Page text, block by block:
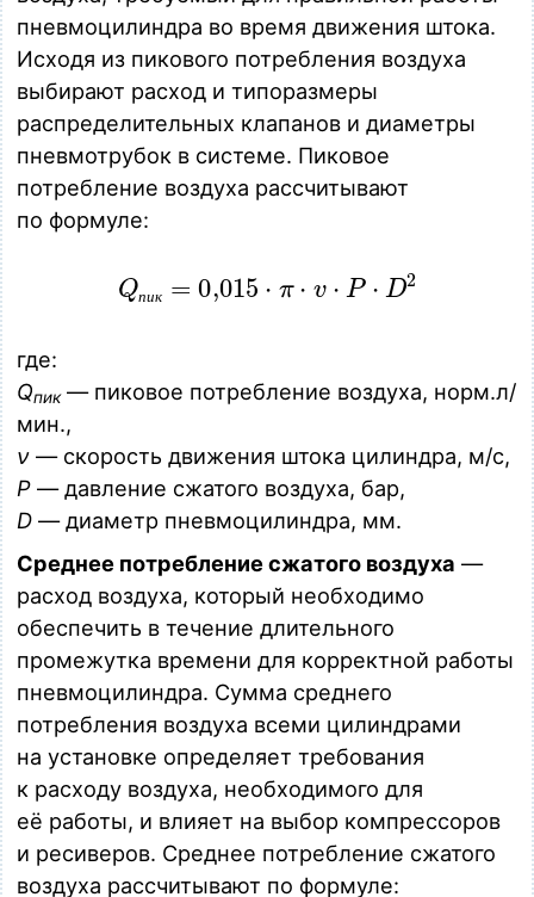
Загрузка…
MPC 080.0200
Пневмоцилиндр D = 80 мм, S = 200 мм, по стандарту ISO
15552, магнитный, порты G 3/8"
Загрузка…
MPC 080.0250
Пневмоцилиндр D = 80 мм, S = 250 мм, по стандарту ISO
15552, магнитный, порты G 3/8"
MPC 080.0300
15552, магнитный, порты G 3/8"
Загрузка…
MPC 100.0050
Пневмоцилиндр D = 100 мм, S = 50 мм, по стандарту ISO
15552, магнитный, порты G 1/2"
MPC 100.0080
Пневмоцилиндр D = 100 мм, S = 80 мм, по стандарту ISO
15552, магнитный, порты G 1/2"
MPC 100.0100
Пневмоцилиндр D = 100 мм, S = 100 мм, по стандарту ISO
15552, магнитный, порты G 1/2"
Загрузка…
MPC 100.0160
Пневмоцилиндр D = 100 мм, S = 160 мм, по стандарту ISO
15552, магнитный, порты G 1/2"
Загрузка…
пневмоцилиндра во время движения штока.
Исходя из пикового потребления воздуха
выбирают расход и типоразмеры
распределительных клапанов и диаметры
пневмотрубок в системе. Пиковое
потребление воздуха рассчитывают
по формуле:
Q_пик = 0,015 cdot %pi cdot v cdot P cdot D^2
где:
Qпик— пиковое потребление воздуха, норм.л/
мин.,
ν — скорость движения штока цилиндра, м/с,
P — давление сжатого воздуха, бар,
D — диаметр пневмоцилиндра, мм.
Среднее потребление сжатого воздуха —
расход воздуха, который необходимо
обеспечить в течение длительного
промежутка времени для корректной работы
пневмоцилиндра. Сумма среднего
потребления воздуха всеми цилиндрами
на установке определяет требования
к расходу воздуха, необходимого для
её работы, и влияет на выбор компрессоров
и ресиверов. Среднее потребление сжатого
воздуха рассчитывают по формуле: